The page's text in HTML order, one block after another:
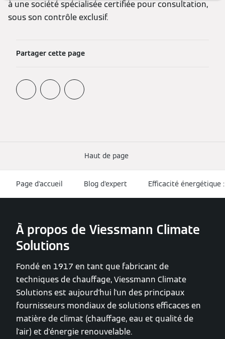
à une société spécialisée certifiée pour consultation,
sous son contrôle exclusif.
Partager cette page
Haut de page
Page d'accueil Blog d'expert Efficacité énergétique
À propos de Viessmann Climate
Solutions
Fondé en 1917 en tant que fabricant de
techniques de chauffage, Viessmann Climate
Solutions est aujourd'hui l'un des principaux
fournisseurs mondiaux de solutions efficaces en
matière de climat (chauffage, eau et qualité de
l'air) et d'énergie renouvelable.